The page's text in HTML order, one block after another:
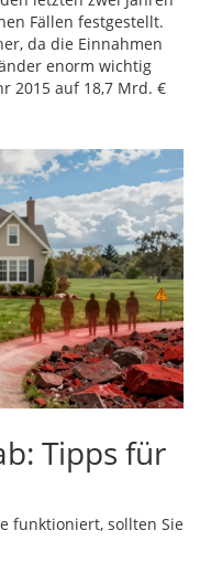
Fällen festgestellt.
da die Einnahmen
enorm wichtig
2015 auf 18,7 Mrd. €
Tipps für
funktioniert, sollten Sie